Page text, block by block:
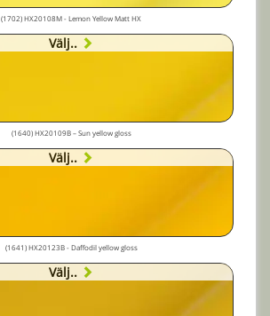
(1702) HX20108M - Lemon Yellow Matt HX
Välj..
(1640) HX20109B – Sun yellow gloss
Välj..
(1641) HX20123B - Daffodil yellow gloss
Välj..